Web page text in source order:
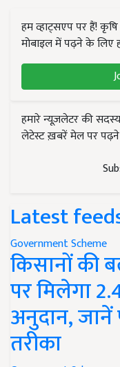
हम व्हाट्सएप पर हैं!
मोबाइल में पढ़ने के लिए
हमारे न्यूज़लेटर की
लेटेस्ट ख़बरें मेल पर
Latest
Government Scheme
किसानों की
पर मिलेगा
अनुदान,
तरीका